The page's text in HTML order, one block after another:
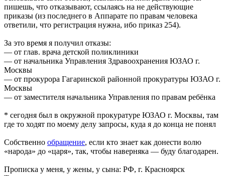
пишешь, что отказывают, ссылаясь на не действующие
приказы (из последнего в Аппарате по правам человека
ответили, что регистрация нужна, ибо приказ 254).
За это время я получил отказы:
— от глав. врача детской поликлиники
— от начальника Управления Здравоохранения ЮЗАО г.
Москвы
— от прокурора Гагаринской районной прокуратуры ЮЗАО г.
Москвы
— от заместителя начальника Управления по правам ребёнка
* сегодня был в окружной прокуратуре ЮЗАО г. Москвы, там
где то ходят по моему делу запросы, куда я до конца не понял
Собственно обращение, если кто знает как донести волю
«народа» до «царя», так, чтобы наверняка — буду благодарен.
Прописка у меня, у жены, у сына: РФ, г. Красноярск